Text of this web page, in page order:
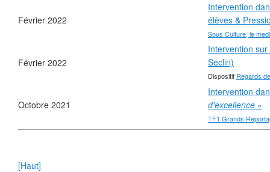
Février 2022
Intervention
élèves &
Sous Culture, le
Février 2022
Intervention
Seclin)
Dispositif Regards
Octobre 2021
Intervention
d'excellence »
TF1 Grands
[Haut]